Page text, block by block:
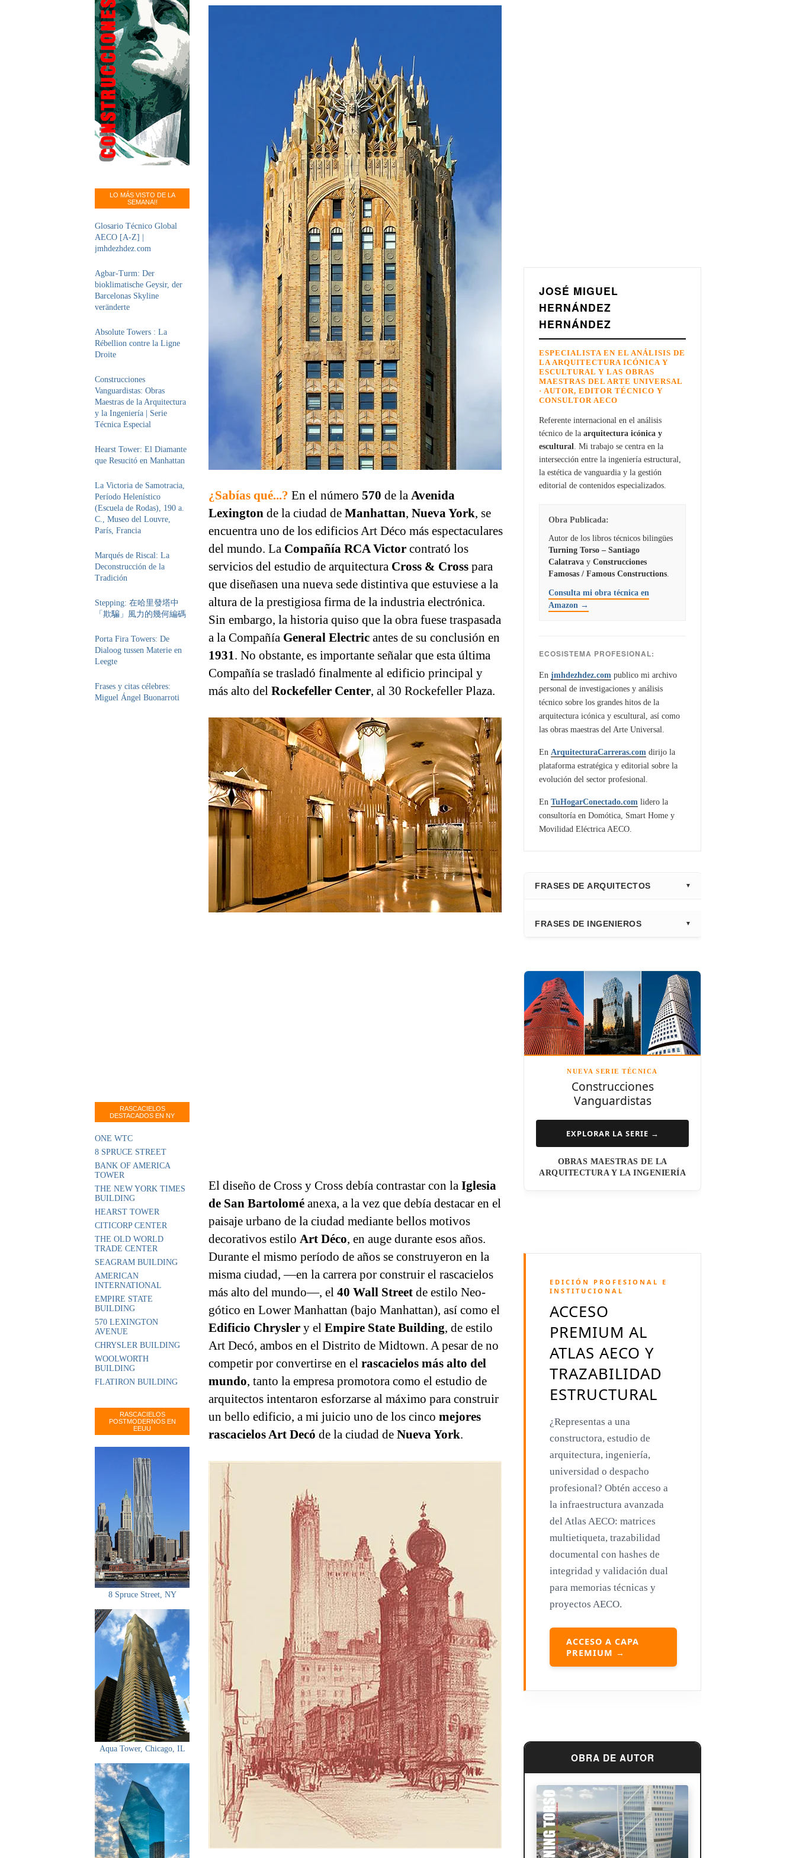
LO MÁS VISTO DE LA
SEMANA!!
Glosario Técnico Global
AECO [A-Z] |
jmhdezhdez.com
Agbar-Turm: Der
bioklimatische Geysir, der
Barcelonas Skyline
veränderte
Absolute Towers : La
Rébellion contre la Ligne
Droite
Construcciones
Vanguardistas: Obras
Maestras de la Arquitectura
y la Ingeniería | Serie
Técnica Especial
Hearst Tower: El Diamante
que Resucitó en Manhattan
La Victoria de Samotracia,
Período Helenístico
(Escuela de Rodas), 190 a.
C., Museo del Louvre,
París, Francia
Marqués de Riscal: La
Deconstrucción de la
Tradición
Stepping: 在哈里發塔中
「欺騙」風力的幾何編碼
Porta Fira Towers: De
Dialoog tussen Materie en
Leegte
Frases y citas célebres:
Miguel Ángel Buonarroti
RASCACIELOS
DESTACADOS EN NY
ONE WTC
8 SPRUCE STREET
BANK OF AMERICA
TOWER
THE NEW YORK TIMES
BUILDING
HEARST TOWER
CITICORP CENTER
THE OLD WORLD
TRADE CENTER
SEAGRAM BUILDING
AMERICAN
INTERNATIONAL
EMPIRE STATE
BUILDING
570 LEXINGTON
AVENUE
CHRYSLER BUILDING
WOOLWORTH
BUILDING
FLATIRON BUILDING
RASCACIELOS
POSTMODERNOS EN
EEUU
8 Spruce Street, NY
Aqua Tower, Chicago, IL
¿Sabías qué...? En el número 570 de la Avenida
Lexington de la ciudad de Manhattan, Nueva York, se
encuentra uno de los edificios Art Déco más espectaculares
del mundo. La Compañía RCA Victor contrató los
servicios del estudio de arquitectura Cross & Cross para
que diseñasen una nueva sede distintiva que estuviese a la
altura de la prestigiosa firma de la industria electrónica.
Sin embargo, la historia quiso que la obra fuese traspasada
a la Compañía General Electric antes de su conclusión en
1931. No obstante, es importante señalar que esta última
Compañía se trasladó finalmente al edificio principal y
más alto del Rockefeller Center, al 30 Rockefeller Plaza.
El diseño de Cross y Cross debía contrastar con la Iglesia
de San Bartolomé anexa, a la vez que debía destacar en el
paisaje urbano de la ciudad mediante bellos motivos
decorativos estilo Art Déco, en auge durante esos años.
Durante el mismo período de años se construyeron en la
misma ciudad, —en la carrera por construir el rascacielos
más alto del mundo—, el 40 Wall Street de estilo Neo-
gótico en Lower Manhattan (bajo Manhattan), así como el
Edificio Chrysler y el Empire State Building, de estilo
Art Decó, ambos en el Distrito de Midtown. A pesar de no
competir por convertirse en el rascacielos más alto del
mundo, tanto la empresa promotora como el estudio de
arquitectos intentaron esforzarse al máximo para construir
un bello edificio, a mi juicio uno de los cinco mejores
rascacielos Art Decó de la ciudad de Nueva York.
JOSÉ MIGUEL
HERNÁNDEZ
HERNÁNDEZ
ESPECIALISTA EN EL ANÁLISIS DE
LA ARQUITECTURA ICÓNICA Y
ESCULTURAL Y LAS OBRAS
MAESTRAS DEL ARTE UNIVERSAL
· AUTOR, EDITOR TÉCNICO Y
CONSULTOR AECO
Referente internacional en el análisis
técnico de la arquitectura icónica y
escultural . Mi trabajo se centra en la
intersección entre la ingeniería estructural,
la estética de vanguardia y la gestión
editorial de contenidos especializados.
Obra Publicada:
Autor de los libros técnicos bilingües
Turning Torso – Santiago
Calatrava y Construcciones
Famosas / Famous Constructions
Consulta mi obra técnica en
Amazon →
ECOSISTEMA PROFESIONAL:
En jmhdezhdez.com publico mi archivo
personal de investigaciones y análisis
técnico sobre los grandes hitos de la
arquitectura icónica y escultural, así como
las obras maestras del Arte Universal.
En ArquitecturaCarreras.com dirijo la
plataforma estratégica y editorial sobre la
evolución del sector profesional.
En TuHogarConectado.com lidero la
consultoría en Domótica, Smart Home y
Movilidad Eléctrica AECO.
FRASES DE ARQUITECTOS
Adrian Smith
Richard Rogers
David Chipperfield
Kazuyo Sejima
Steven Holl
Henry N. Cobb
I.M. Pei
Luis Barragán
Richard Meier
Aldo Rossi
Toyo Ito
Jacques Herzog
Rem Koolhaas
Zaha Hadid
Renzo Piano
Mies van der Rohe
Philip Johnson
Le Corbusier
William Pereira
Frank Lloyd Wright
Louis Sullivan
Miguel Ángel Buonarroti
FRASES DE INGENIEROS
Leslie E. Robertson
Félix Cándela
NUEVA SERIE TÉCNICA
Construcciones
Vanguardistas
EXPLORAR LA SERIE →
OBRAS MAESTRAS DE LA
ARQUITECTURA Y LA INGENIERÍA
EDICIÓN PROFESIONAL E
INSTITUCIONAL
ACCESO
PREMIUM AL
ATLAS AECO Y
TRAZABILIDAD
ESTRUCTURAL
¿Representas a una
constructora, estudio de
arquitectura, ingeniería,
universidad o despacho
profesional? Obtén acceso a
la infraestructura avanzada
del Atlas AECO: matrices
multietiqueta, trazabilidad
documental con hashes de
integridad y validación dual
para memorias técnicas y
proyectos AECO.
ACCESO A CAPA
PREMIUM →
OBRA DE AUTOR